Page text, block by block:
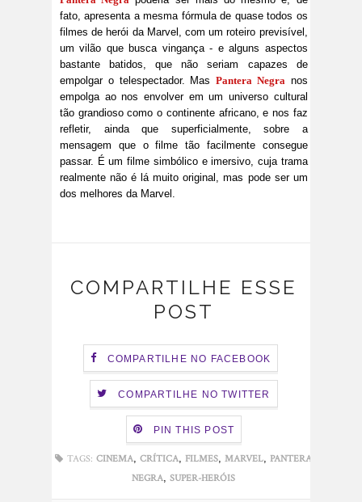
fato, apresenta a mesma fórmula de quase todos os
filmes de herói da Marvel, com um roteiro previsível,
um vilão que busca vingança - e alguns aspectos
bastante batidos, que não seriam capazes de
empolgar o telespectador. MasPantera Negranos
empolga ao nos envolver em um universo cultural
tão grandioso como o continente africano, e nos faz
refletir, ainda que superficialmente, sobre a
mensagem que o filme tão facilmente consegue
passar. É um filme simbólico e imersivo, cuja trama
realmente não é lá muito original, mas pode ser um
dos melhores da Marvel.
COMPARTILHE ESSE
POST
COMPARTILHE NO FACEBOOK
COMPARTILHE NO TWITTER
PIN THIS POST
TAGS: CINEMA,CRÍTICA,FILMES,MARVEL,PANTERA
NEGRA,SUPER-HERÓIS